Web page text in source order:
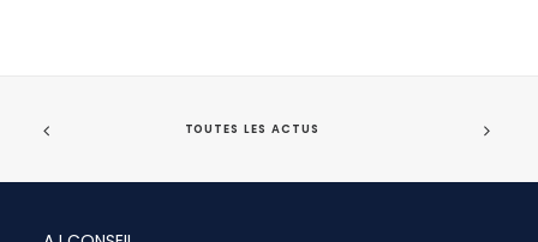
TOUTES LES ACTUS